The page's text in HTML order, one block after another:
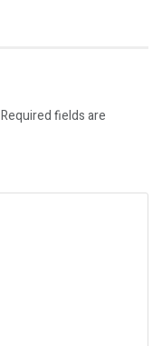
Required fields are